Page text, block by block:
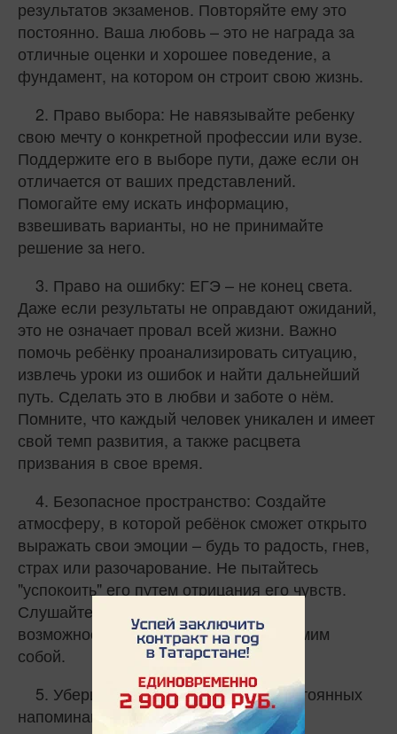
результатов экзаменов. Повторяйте ему это
постоянно. Ваша любовь – это не награда за
отличные оценки и хорошее поведение, а
фундамент, на котором он строит свою жизнь.
2. Право выбора: Не навязывайте ребенку
свою мечту о конкретной профессии или вузе.
Поддержите его в выборе пути, даже если он
отличается от ваших представлений.
Помогайте ему искать информацию,
взвешивать варианты, но не принимайте
решение за него.
3. Право на ошибку: ЕГЭ – не конец света.
Даже если результаты не оправдают ожиданий,
это не означает провал всей жизни. Важно
помочь ребёнку проанализировать ситуацию,
извлечь уроки из ошибок и найти дальнейший
путь. Сделать это в любви и заботе о нём.
Помните, что каждый человек уникален и имеет
свой темп развития, а также расцвета
призвания в свое время.
4. Безопасное пространство: Создайте
атмосферу, в которой ребёнок сможет открыто
выражать свои эмоции – будь то радость, гнев,
страх или разочарование. Не пытайтесь
"успокоить" его путем отрицания его чувств.
Слушайте, поддерживайте, дайте ему
возможность выпустить пар и быть самим
собой.
5. Уберите прессинг: Избегайте постоянных
напоминаний о важности экзаменов и